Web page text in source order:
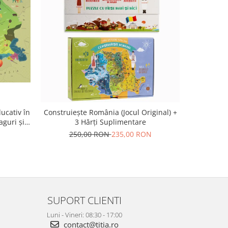
în
și
Construiește România (Jocul Original) +
3 Hărți Suplimentare
250,00 RON235,00 RON
SUPORT CLIENTI
Luni - Vineri: 08:30 - 17:00
contact@titia.ro